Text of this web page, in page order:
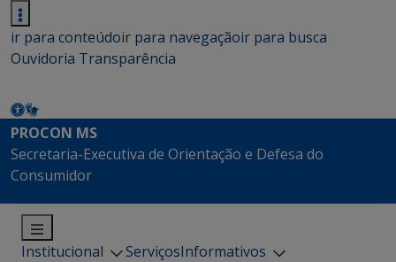
ir para conteúdoir para navegaçãoir para busca
Ouvidoria Transparência
PROCON MS
Secretaria-Executiva de Orientação e Defesa do
Consumidor
Institucional ServiçosInformativos